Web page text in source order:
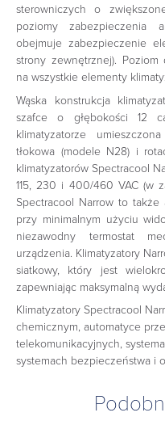
sterowniczych o
poziomy zabezpieczenia
obejmuje zabezpieczenie
strony zewnętrznej).
na wszystkie elementy
Wąska konstrukcja
szafce o głębokości 12
klimatyzatorze
tłokowa (modele N28) i
klimatyzatorów Spectracool
115, 230 i 400/460 VAC (w
Spectracool Narrow to także
przy minimalnym użyciu
niezawodny termostat
urządzenia. Klimatyzatory
siatkowy, który jest
zapewniając maksymalną
Klimatyzatory Spectracool
chemicznym, automatyce
telekomunikacyjnych,
systemach bezpieczeństwa i